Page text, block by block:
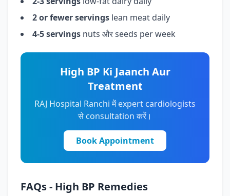
2 or fewer servings lean meat daily
4-5 servings nuts और seeds per week
High BP Ki Jaanch Aur
Treatment
RAJ Hospital Ranchi में expert cardiologists
से consultation करें।
Book Appointment
FAQs - High BP Remedies